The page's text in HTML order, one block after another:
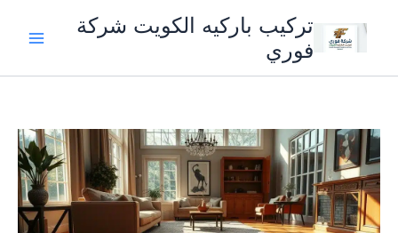
المحتوى
تركيب باركيه الكويت شركة
فوري